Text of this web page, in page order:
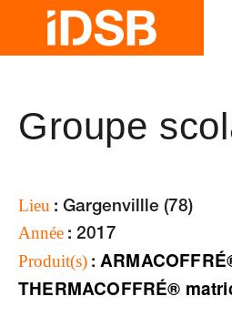
Groupe
Lieu : Gargenvillle (78)
Année : 2017
Produit(s) :
THERMACOFFRÉ®